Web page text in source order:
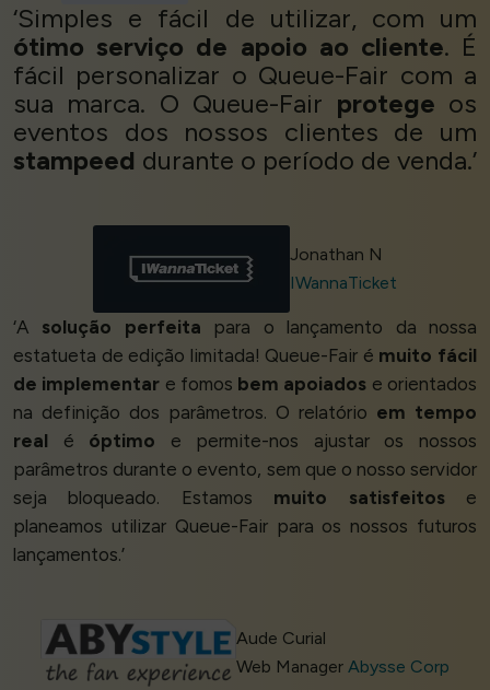
‘Simples e fácil de utilizar, com um
ótimo serviço de apoio ao cliente. É
fácil personalizar o Queue-Fair com a
sua marca. O Queue-Fair protege os
eventos dos nossos clientes de um
stampeed durante o período de venda.’
Jonathan N
IWannaTicket
‘A solução perfeita para o lançamento da nossa
estatueta de edição limitada! Queue-Fair é muito fácil
de implementar e fomos bem apoiados e orientados
na definição dos parâmetros. O relatório em tempo
real é óptimo e permite-nos ajustar os nossos
parâmetros durante o evento, sem que o nosso servidor
seja bloqueado. Estamos muito satisfeitose
planeamos utilizar Queue-Fair para os nossos futuros
lançamentos.’
Aude Curial
Web ManagerAbysse Corp